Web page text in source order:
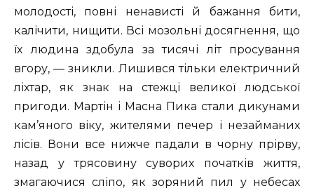
молодості, повні ненависті й бажання бити,
калічити, нищити. Всі мозольні досягнення, що
їх людина здобула за тисячі літ просування
вгору, — зникли. Лишився тільки електричний
ліхтар, як знак на стежці великої людської
пригоди. Мартін і Масна Пика стали дикунами
кам’яного віку, жителями печер і незайманих
лісів. Вони все нижче падали в чорну прірву,
назад у трясовину суворих початків життя,
змагаючися сліпо, як зоряний пил у небесах